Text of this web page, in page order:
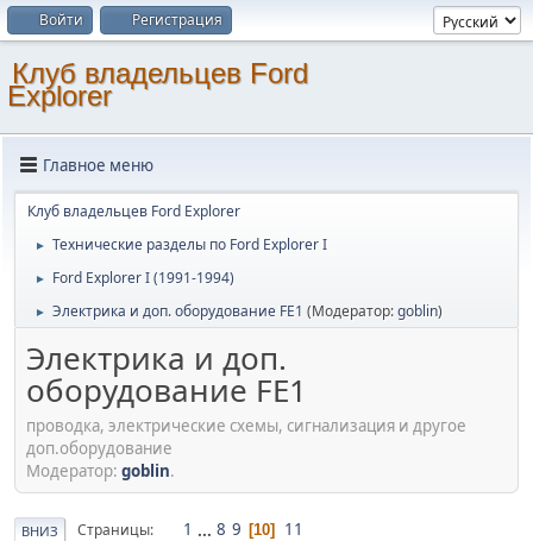
Войти Регистрация
Клуб владельцев Ford
Explorer
Главное меню
Клуб владельцев Ford Explorer
► Технические разделы по Ford Explorer I
► Ford Explorer I (1991-1994)
► Электрика и доп. оборудование FE1 (Модератор:goblin)
Электрика и доп.
оборудование FE1
проводка, электрические схемы, сигнализация и другое
доп.оборудование
Модератор: goblin.
ВНИЗ Страницы 1 ... 8 9 10 11